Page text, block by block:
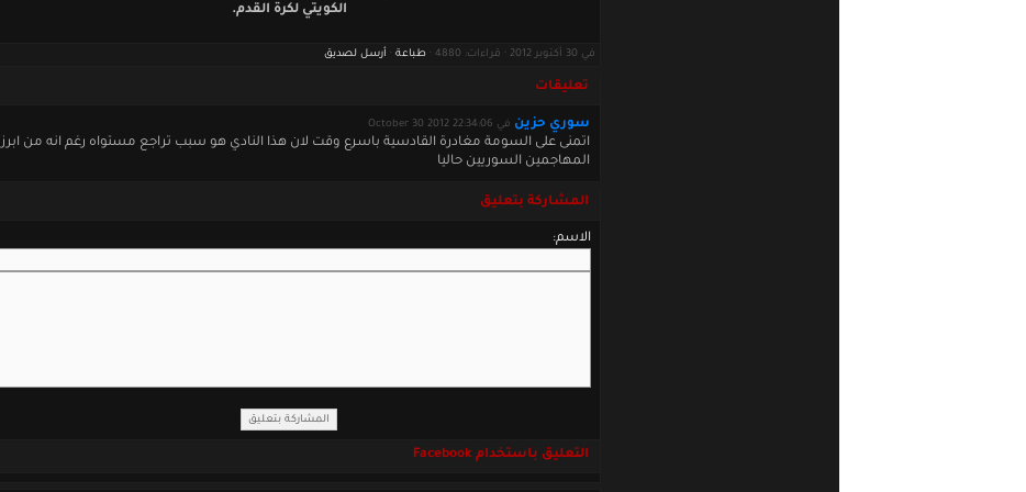
الكويتي لكرة القدم.
في 30 أكتوبر 2012 · قراءات: 4880 · طباعة أرسل لصديق
تعليقات
سوري حزين في October 30 2012 22:34:06
اتمنى على السومة مغادرة القادسية باسرع وقت لان هذا النادي هو سبب تراجع مستواه رغم انه من ابرز
المهاجمين السوريين حاليا
المشاركة بتعليق
الاسم:
التعليق باستخدام Facebook